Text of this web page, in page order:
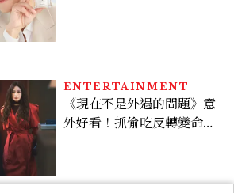
看點懶人包
LIFESTYLE
非常男人｜美男的條件，
Eko：「不要以貌取人，內